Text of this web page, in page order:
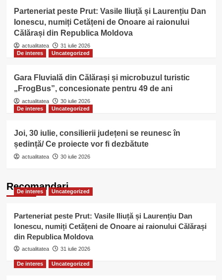
Parteneriat peste Prut: Vasile Iliuță și Laurențiu Dan
Ionescu, numiți Cetățeni de Onoare ai raionului
Călărași din Republica Moldova
actualitatea
31 iulie 2026
De interes
Uncategorized
Gara Fluvială din Călărași și microbuzul turistic
„FrogBus”, concesionate pentru 49 de ani
actualitatea
30 iulie 2026
De interes
Uncategorized
Joi, 30 iulie, consilierii județeni se reunesc în
ședință/ Ce proiecte vor fi dezbătute
actualitatea 30 iulie 2026
Recomandari
De interes Uncategorized
Parteneriat peste Prut: Vasile Iliuță și Laurențiu Dan
Ionescu, numiți Cetățeni de Onoare ai raionului Călărași
din Republica Moldova
actualitatea 31 iulie 2026
De interes Uncategorized